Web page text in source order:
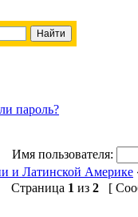
пароль?
Имя пользователя:
и Латинской Америке
Страница 1 из 2 [